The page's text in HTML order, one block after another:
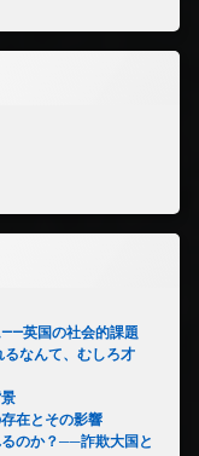
英国の社会的課題
なんて、むしろ才
在とその影響
のか？──詐欺大国と